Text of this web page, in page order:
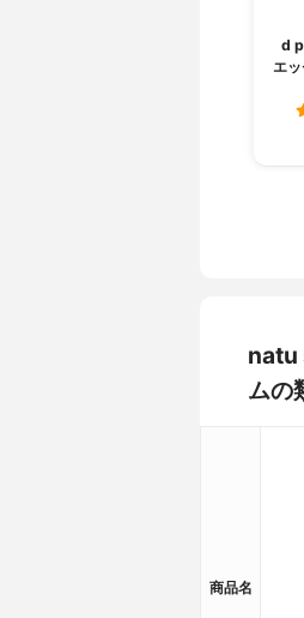
d
エ
natu
ムの
商品名